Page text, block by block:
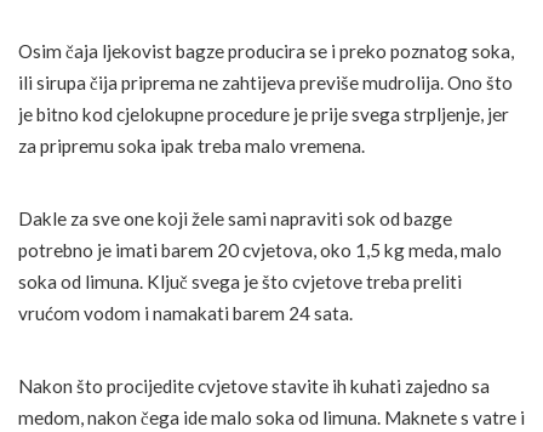
Osim čaja ljekovist bagze producira se i preko poznatog soka,
ili sirupa čija priprema ne zahtijeva previše mudrolija. Ono što
je bitno kod cjelokupne procedure je prije svega strpljenje, jer
za pripremu soka ipak treba malo vremena.
Dakle za sve one koji žele sami napraviti sok od bazge
potrebno je imati barem 20 cvjetova, oko 1,5 kg meda, malo
soka od limuna. Ključ svega je što cvjetove treba preliti
vrućom vodom i namakati barem 24 sata.
Nakon što procijedite cvjetove stavite ih kuhati zajedno sa
medom, nakon čega ide malo soka od limuna. Maknete s vatre i